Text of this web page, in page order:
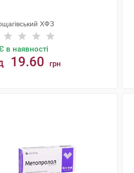
ХФЗ
в наявності
19.60 грн